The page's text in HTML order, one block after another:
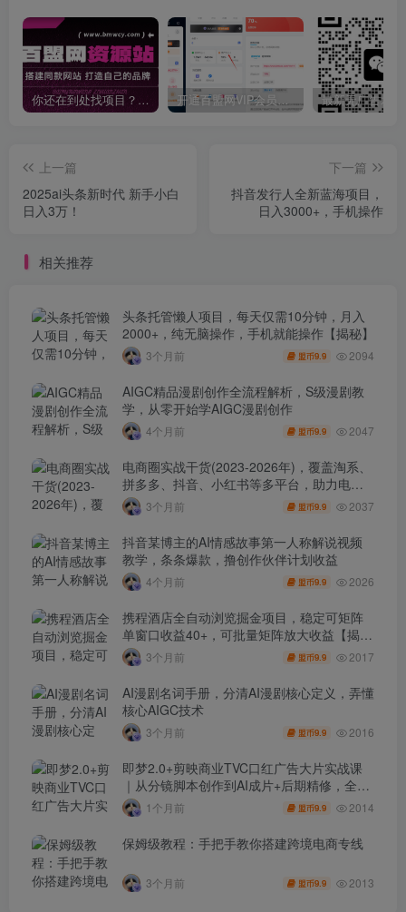
你还在到处找项目？还在当韭菜？我靠卖项目一个月收入5万+，曾经我也是个失败者。 开通百盟网VIP会员，尊享全站资源免费下载，享70%的推广提成！！【限时五折优惠】
上一篇
2025ai头条新时代 新手小白
日入3万！
下一篇
抖音发行人全新蓝海项目，
日入3000+，手机操作
相关推荐
头条托管懒人项目，每天仅需10分钟，月入
2000+，纯无脑操作，手机就能操作【揭秘】
3个月前 盟币9.9 2094
AIGC精品漫剧创作全流程解析，S级漫剧教
学，从零开始学AIGC漫剧创作
4个月前 盟币9.9 2047
电商圈实战干货(2023-2026年)，覆盖淘系、
拼多多、抖音、小红书等多平台，助力电商
人避开坑、提效率、稳盈利(更新4月)
3个月前 盟币9.9 2037
抖音某博主的AI情感故事第一人称解说视频
教学，条条爆款，撸创作伙伴计划收益
4个月前 盟币9.9 2026
携程酒店全自动浏览掘金项目，稳定可矩阵
单窗口收益40+，可批量矩阵放大收益【揭
秘】3个月前 盟币9.9 2017
AI漫剧名词手册，分清AI漫剧核心定义，弄懂
核心AIGC技术
3个月前 盟币9.9 2016
即梦2.0+剪映商业TVC口红广告大片实战课
｜从分镜脚本创作到AI成片+后期精修，全流
程打造品牌级产品广告
1个月前 盟币9.9 2014
保姆级教程：手把手教你搭建跨境电商专线
3个月前 盟币9.9 2013